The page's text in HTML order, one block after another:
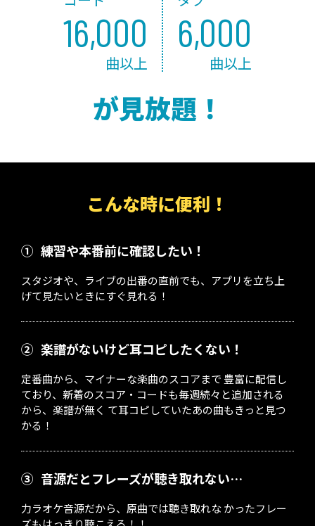
16,000
曲以上
6,000
曲以上
が見放題！
こんな時に便利！
① 練習や本番前に確認したい！
スタジオや、ライブの出番の直前でも、アプリを立ち上
げて見たいときにすぐ見れる！
② 楽譜がないけど耳コピしたくない！
定番曲から、マイナーな楽曲のスコアまで 豊富に配信し
ており、新着のスコア・コードも毎週続々と追加される
から、楽譜が無く て耳コピしていたあの曲もきっと見つ
かる！
③ 音源だとフレーズが聴き取れない…
力ラオケ音源だから、原曲では聴き取れな かったフレー